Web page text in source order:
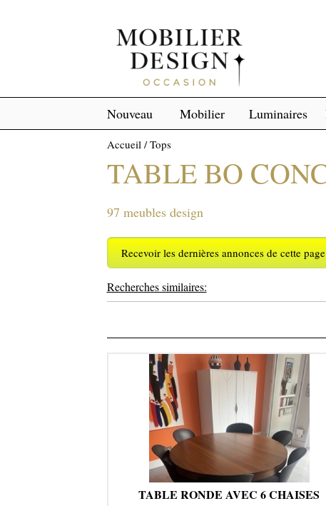
Nouveau Mobilier Luminaires
Accueil/Tops
TABLE BO
97 meubles design
Recevoir les dernières annonces de cette page
Recherches similaires:
TABLE RONDE AVEC 6 CHAISES